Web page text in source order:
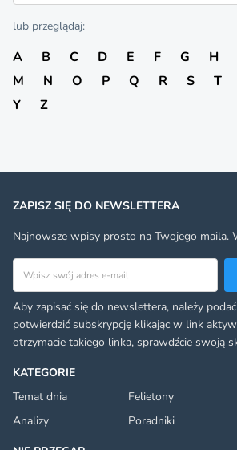
lub przeglądaj:
A B C D E F G H
M
N O P Q R S T
Y
Z
KATEGORIE
Temat dnia
Felietony
Analizy
Poradniki
ZAPISZ SIĘ DO NEWSLETTERA
Najnowsze wpisy prosto na Twojego maila.
Adres email
Aby zapisać się do newslettera, należy
potwierdzić subskrypcję klikając w link
otrzymacie takiego linka, sprawdźcie swoją